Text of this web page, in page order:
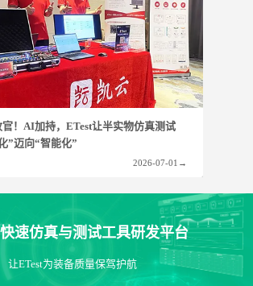
教育科研
测评服务
汽车及轨道交通
！AI加持，ETest让半实物仿真测试
”迈向“智能化”
2026-07-01 →
速仿真与测试工具研发平台
让ETest为装备质量保驾护航